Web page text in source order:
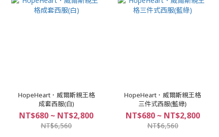
HopeHeart．威爾斯親王格
成套西服(白)
NT$680 ~ NT$2,800
NT$6,560
HopeHeart．威爾斯親王格
三件式西服(藍綠)
NT$680 ~ NT$2,800
NT$6,560